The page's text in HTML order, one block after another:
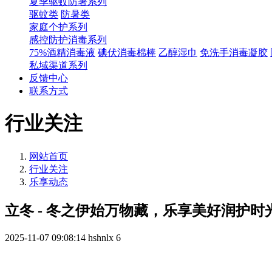
驱蚊类 防暑类
家庭个护系列
感控防护消毒系列
75%酒精消毒液 碘伏消毒棉棒 乙醇湿巾 免洗手消毒凝胶
私域渠道系列
反馈中心
联系方式
行业关注
网站首页
行业关注
乐享动态
立冬 - 冬之伊始万物藏，乐享美好润护时
2025-11-07 09:08:14 hshnlx 6